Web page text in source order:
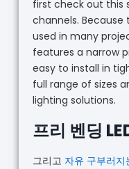
first check out this
channels. Because
used in many
features a narrow
easy to install in
full range of sizes
lighting solutions.
프리 벤딩
그리고 자유 구부러지